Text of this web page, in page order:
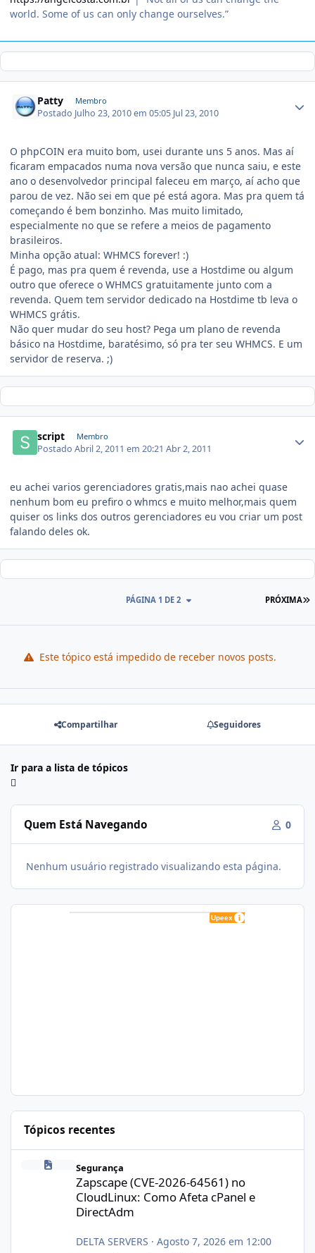
world. Some of us can only change ourselves.”
Patty Membro
Postado Julho 23, 2010 em 05:05 Jul 23, 2010
O phpCOIN era muito bom, usei durante uns 5 anos. Mas aí
ficaram empacados numa nova versão que nunca saiu, e este
ano o desenvolvedor principal faleceu em março, aí acho que
parou de vez. Não sei em que pé está agora. Mas pra quem tá
começando é bem bonzinho. Mas muito limitado,
especialmente no que se refere a meios de pagamento
brasileiros.
Minha opção atual: WHMCS forever! :)
É pago, mas pra quem é revenda, use a Hostdime ou algum
outro que oferece o WHMCS gratuitamente junto com a
revenda. Quem tem servidor dedicado na Hostdime tb leva o
WHMCS grátis.
Não quer mudar do seu host? Pega um plano de revenda
básico na Hostdime, baratésimo, só pra ter seu WHMCS. E um
servidor de reserva. ;)
script Membro
PostadoAbril 2, 2011 em 20:21Abr 2, 2011
eu achei varios gerenciadores gratis,mais nao achei quase
nenhum bom eu prefiro o whmcs e muito melhor,mais quem
quiser os links dos outros gerenciadores eu vou criar um post
falando deles ok.
PRÓXIMA
PÁGINA 1 DE 2
Este tópico está impedido de receber novos posts.
Compartilhar Seguidores
Ir para a lista de tópicos
Quem Está Navegando 0
Nenhum usuário registrado visualizando esta página.
Tópicos recentes
Zapscape (CVE-2026-64561) no CloudLinux: Como Afeta cPanel
Segurança
Zapscape (CVE-2026-64561) no
CloudLinux: Como Afeta cPanel e
DirectAdm
DELTA SERVERS · Agosto 7, 2026 em 12:00